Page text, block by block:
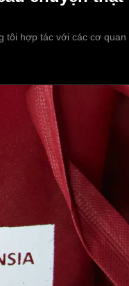
tôi hợp tác với các cơ